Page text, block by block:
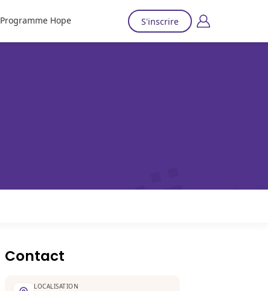
Programme Hope S'inscrire
Contact
LOCALISATION